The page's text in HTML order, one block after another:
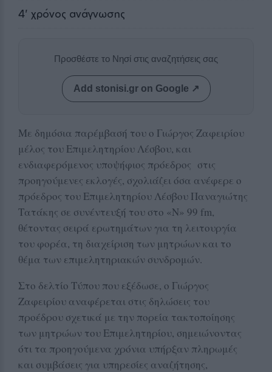
4' χρόνος ανάγνωσης
Προσθέστε το Νησί στις αναζητήσεις σας
Add stonisi.gr on Google ↗
Με δημόσια παρέμβασή του ο Γιώργος Ζαφειρίου
μέλος του Επιμελητηρίου Λέσβου, και
ενδιαφερόμενος υποψήφιος πρόεδρος στις
προηγούμενες εκλογές, σχολιάζει όσα ανέφερε ο
πρόεδρος του Επιμελητηρίου Λέσβου Παναγιώτης
Τατάκης σε συνέντευξή του στο «Ν» 99 fm,
θέτοντας σειρά ερωτημάτων για τη λειτουργία
του φορέα, τη διαχείριση των μητρώων και το
θέμα των επιμελητηριακών συνδρομών.
Στο δελτίο Τύπου που εξέδωσε, ο Γιώργος
Ζαφειρίου αναφέρεται στις δηλώσεις του
προέδρου σχετικά με την πορεία τακτοποίησης
των μητρώων του Επιμελητηρίου, σημειώνοντας
ότι τα προηγούμενα χρόνια υπήρξαν πληρωμές
και συμβάσεις για υπηρεσίες αναζήτησης,